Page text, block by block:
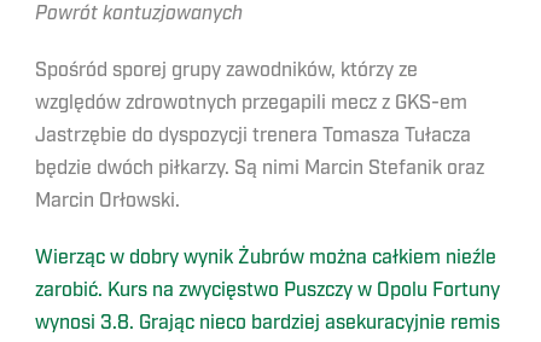
Powrót kontuzjowanych
Spośród sporej grupy zawodników, którzy ze
względów zdrowotnych przegapili mecz z GKS-em
Jastrzębie do dyspozycji trenera Tomasza Tułacza
będzie dwóch piłkarzy. Są nimi Marcin Stefanik oraz
Marcin Orłowski.
Wierząc w dobry wynik Żubrów można całkiem nieźle
zarobić. Kurs na zwycięstwo Puszczy w Opolu Fortuny
wynosi 3.8. Grając nieco bardziej asekuracyjnie remis